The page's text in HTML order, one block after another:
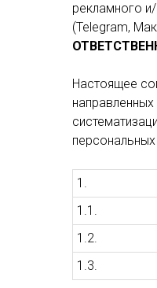
рекламного
(Telegram,
Настоящее
1.
1.1.
1.2.
1.3.